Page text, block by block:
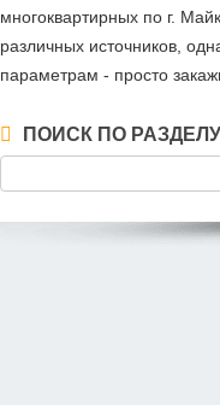
многоквартирных по г.
различных источников,
параметрам - просто
ПОИСК ПО